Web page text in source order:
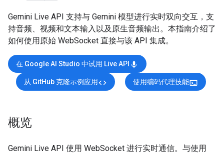
Gemini Live API 支持与 Gemini 模型进行实时双向交互，支
持音频、视频和文本输入以及原生音频输出。本指南介绍了
如何使用原始 WebSocket 直接与该 API 集成。
在 Google AI Studio 中试用 Live API mic
从 GitHub 克隆示例应用code 使用编码代理技能terminal
概览
Gemini Live API 使用 WebSocket 进行实时通信。与使用